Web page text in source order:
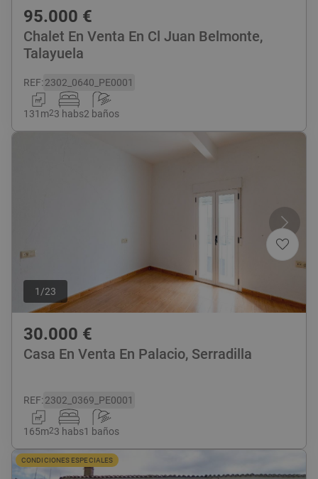
95.000 €
Chalet En Venta En Cl Juan Belmonte,
Talayuela
REF:2302_0640_PE0001
131 m23 habs2 baños
1 /23
30.000 €
Casa En Venta En Palacio, Serradilla
REF:2302_0369_PE0001
165m23 habs1 baños
CONDICIONES ESPECIALES